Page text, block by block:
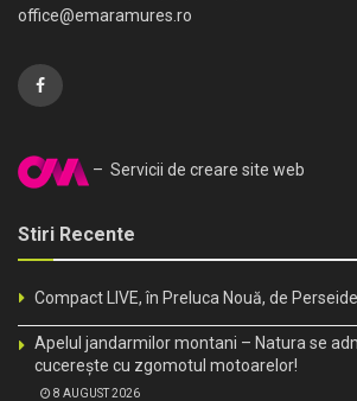
office@emaramures.ro
– Servicii de creare site web
Stiri Recente
Compact LIVE, în Preluca Nouă, de
Apelul jandarmilor montani – Natura se
cucerește cu zgomotul motoarelor!
8 AUGUST 2026